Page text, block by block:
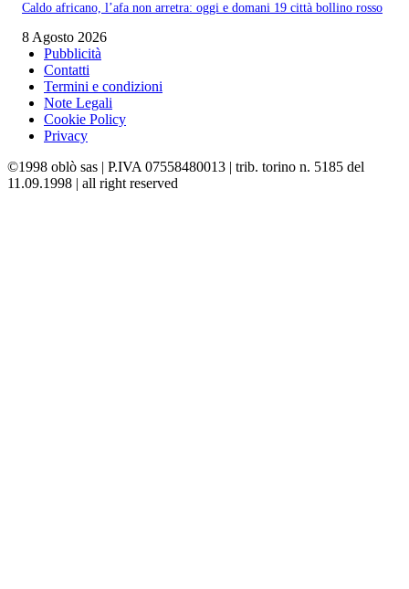
Caldo africano, l’afa non arretra: oggi e domani 19 città bollino rosso
8 Agosto 2026
Pubblicità
Contatti
Termini e condizioni
Note Legali
Cookie Policy
Privacy
©1998 oblò sas | P.IVA 07558480013 | trib. torino n. 5185 del
11.09.1998 | all right reserved